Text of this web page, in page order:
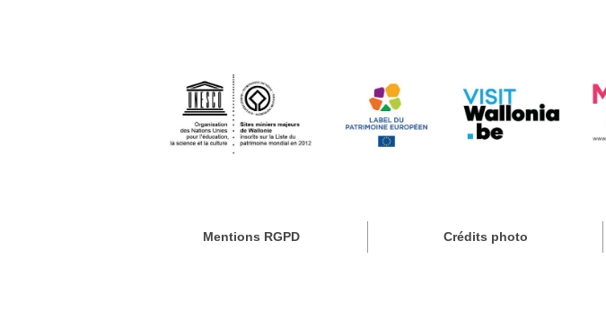
Mentions RGPD Crédits photo